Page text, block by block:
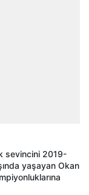
sevincini 2019-
yaşayan Okan